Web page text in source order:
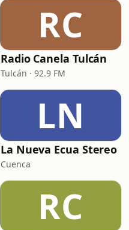
RC
Radio Canela Tulcán
Tulcán · 92.9 FM
LN
La Nueva Ecua Stereo
Cuenca
RC